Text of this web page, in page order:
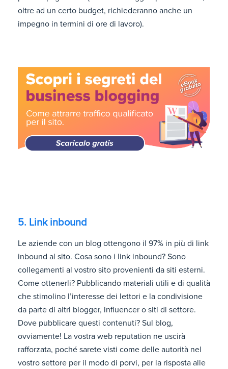
oltre ad un certo budget, richiederanno anche un
impegno in termini di ore di lavoro).
5. Link inbound
Le aziende con un blog ottengono il 97% in più di link
inbound al sito. Cosa sono i link inbound? Sono
collegamenti al vostro sito provenienti da siti esterni.
Come ottenerli? Pubblicando materiali utili e di qualità
che stimolino l’interesse dei lettori e la condivisione
da parte di altri blogger, influencer o siti di settore.
Dove pubblicare questi contenuti? Sul blog,
ovviamente! La vostra web reputation ne uscirà
rafforzata, poché sarete visti come delle autorità nel
vostro settore per il modo di porvi, per la risposta alle